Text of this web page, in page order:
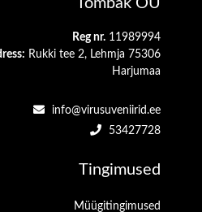
Reg nr. 11989994
Rukki tee 2, Lehmja 75306
Harjumaa
info@virusuveniirid.ee
53427728
Tingimused
Müügitingimused